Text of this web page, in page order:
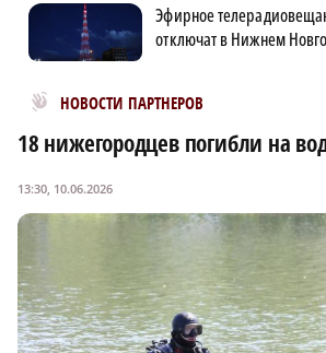
Эфирное
отключат в Нижнем
НОВОСТИ ПАРТНЕРОВ
Новости МирТесен
18 нижегородцев погибли на
13:30, 10.06.2026